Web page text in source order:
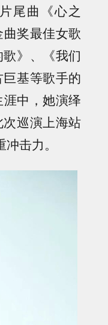
尾曲《心之
曲奖最佳女歌
》、《我们
基等歌手的
中，她演绎
巡演上海站
击力。